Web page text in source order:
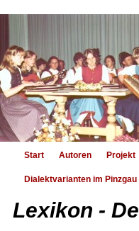
Start Autoren Projekt
Dialektvarianten im Pinzgau
Lexikon -